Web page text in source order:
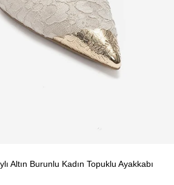
Altın Burunlu Kadın Topuklu Ayakkabı